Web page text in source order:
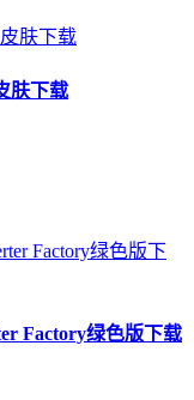
肤下载
Factory绿色版下载